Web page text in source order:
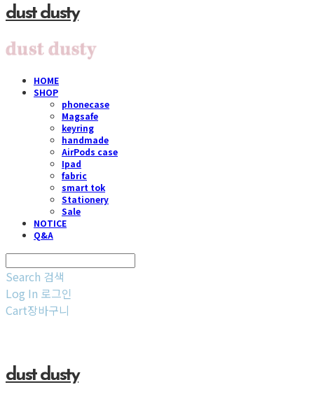
dust dusty
HOME
SHOP
phonecase
Magsafe
keyring
handmade
AirPods case
Ipad
fabric
smart tok
Stationery
Sale
NOTICE
Q&A
Search 검색
Log In 로그인
Cart장바구니
dust dusty